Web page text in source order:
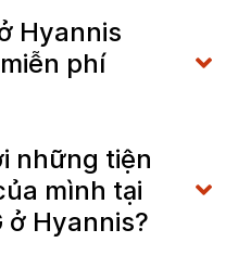
Hyannis
phí
những tiện
mình tại
ở Hyannis?